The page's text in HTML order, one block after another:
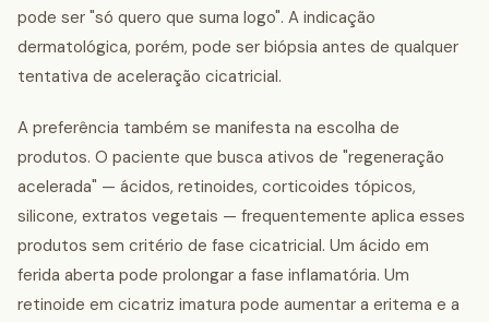
pode ser "só quero que suma logo". A indicação
dermatológica, porém, pode ser biópsia antes de qualquer
tentativa de aceleração cicatricial.
A preferência também se manifesta na escolha de
produtos. O paciente que busca ativos de "regeneração
acelerada" — ácidos, retinoides, corticoides tópicos,
silicone, extratos vegetais — frequentemente aplica esses
produtos sem critério de fase cicatricial. Um ácido em
ferida aberta pode prolongar a fase inflamatória. Um
retinoide em cicatriz imatura pode aumentar a eritema e a